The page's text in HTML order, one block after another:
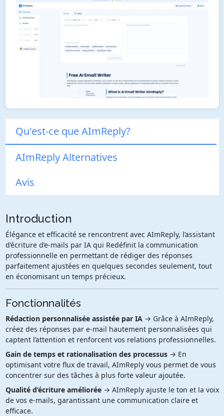
Qu'est-ce que AImReply?
AImReply Alternatives
Avis
Introduction
Élégance et efficacité se rencontrent avec AImReply, l’assistant
d’écriture d’e-mails par IA qui Redéfinit la communication
professionnelle en permettant de rédiger des réponses
parfaitement ajustées en quelques secondes seulement, tout
en économisant un temps précieux.
Fonctionnalités
Rédaction personnalisée assistée par IA→ Grâce à AImReply,
créez des réponses par e-mail hautement personnalisées qui
captent l’attention et renforcent vos relations professionnelles.
Gain de temps et rationalisation des processus→ En
optimisant votre flux de travail, AImReply vous permet de vous
concentrer sur des tâches à plus forte valeur ajoutée.
Qualité d’écriture améliorée→ AImReply ajuste le ton et la voix
de vos e-mails, garantissant une communication claire et
efficace.